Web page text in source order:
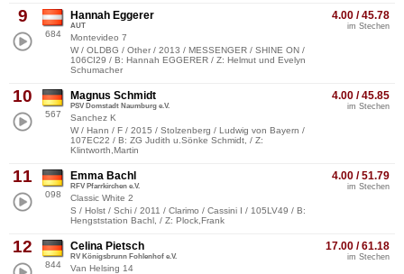
9
684
4.00 / 45.78
im Stechen
Hannah Eggerer
AUT
Montevideo 7
W / OLDBG / Other / 2013 / MESSENGER / SHINE ON /
106CI29 / B: Hannah EGGERER / Z: Helmut und Evelyn
Schumacher
10
567
4.00 / 45.85
im Stechen
Magnus Schmidt
PSV Domstadt Naumburg e.V.
Sanchez K
W / Hann / F / 2015 / Stolzenberg / Ludwig von Bayern /
107EC22 / B: ZG Judith u.Sönke Schmidt, / Z:
Klintworth,Martin
11
098
4.00 / 51.79
im Stechen
Emma Bachl
RFV Pfarrkirchen e.V.
Classic White 2
S / Holst / Schi / 2011 / Clarimo / Cassini I / 105LV49 / B:
Hengststation Bachl, / Z: Plock,Frank
12
844
17.00 / 61.18
im Stechen
Celina Pietsch
RV Königsbrunn Fohlenhof e.V.
Van Helsing 14